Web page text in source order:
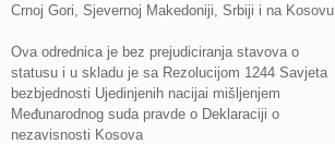
Crnoj Gori, Sjevernoj Makedoniji, Srbiji i na Kosovu.
Ova odrednica je bez prejudiciranja stavova o
statusu i u skladu je sa Rezolucijom 1244 Savjeta
bezbjednosti Ujedinjenih nacijai mišljenjem
Međunarodnog suda pravde o Deklaraciji o
nezavisnosti Kosova